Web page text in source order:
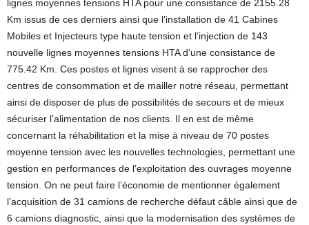
lignes moyennes tensions HTA pour une consistance de 2155.28
Km issus de ces derniers ainsi que l’installation de 41 Cabines
Mobiles et Injecteurs type haute tension et l’injection de 143
nouvelle lignes moyennes tensions HTA d’une consistance de
775.42 Km. Ces postes et lignes visent à se rapprocher des
centres de consommation et de mailler notre réseau, permettant
ainsi de disposer de plus de possibilités de secours et de mieux
sécuriser l’alimentation de nos clients. Il en est de même
concernant la réhabilitation et la mise à niveau de 70 postes
moyenne tension avec les nouvelles technologies, permettant une
gestion en performances de l’exploitation des ouvrages moyenne
tension. On ne peut faire l’économie de mentionner également
l’acquisition de 31 camions de recherche défaut câble ainsi que de
6 camions diagnostic, ainsi que la modernisation des systèmes de